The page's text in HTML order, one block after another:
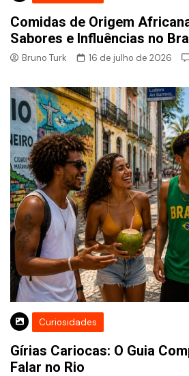
Comidas de Origem
Sabores e Influências no
Bruno Turk 16 de julho de 2026
Curiosidades
Gírias Cariocas: O Guia
Falar no Rio